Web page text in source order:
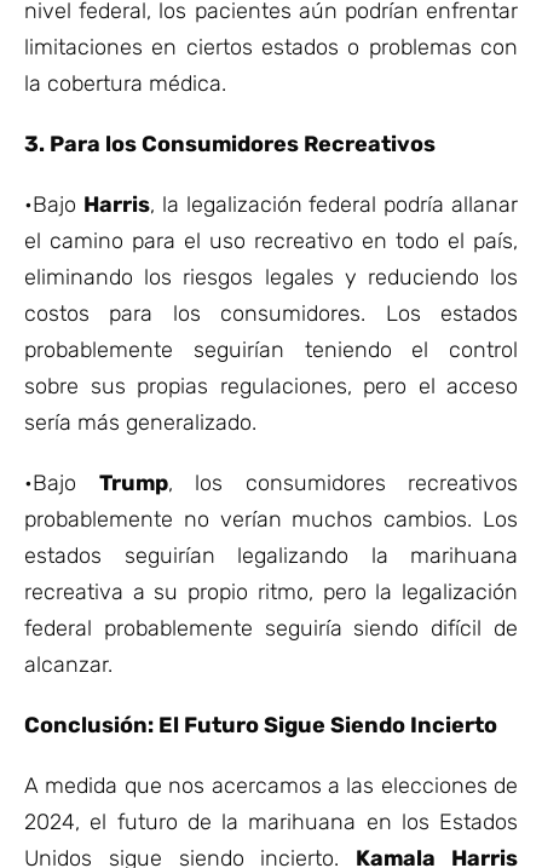
nivel federal, los pacientes aún podrían enfrentar
limitaciones en ciertos estados o problemas con
la cobertura médica.
3. Para los Consumidores Recreativos
•Bajo Harris, la legalización federal podría allanar
el camino para el uso recreativo en todo el país,
eliminando los riesgos legales y reduciendo los
costos para los consumidores. Los estados
probablemente seguirían teniendo el control
sobre sus propias regulaciones, pero el acceso
sería más generalizado.
•Bajo Trump, los consumidores recreativos
probablemente no verían muchos cambios. Los
estados seguirían legalizando la marihuana
recreativa a su propio ritmo, pero la legalización
federal probablemente seguiría siendo difícil de
alcanzar.
Conclusión: El Futuro Sigue Siendo Incierto
A medida que nos acercamos a las elecciones de
2024, el futuro de la marihuana en los Estados
Unidos sigue siendo incierto. Kamala Harris